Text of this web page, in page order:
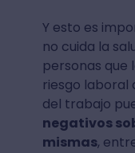
Y esto es
no cuida la
personas que
riesgo laboral
del trabajo
negativos
mismas,